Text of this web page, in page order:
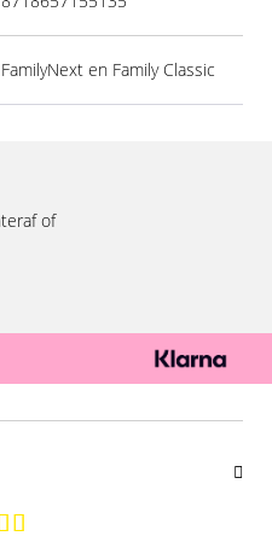
FamilyNext en Family Classic
of